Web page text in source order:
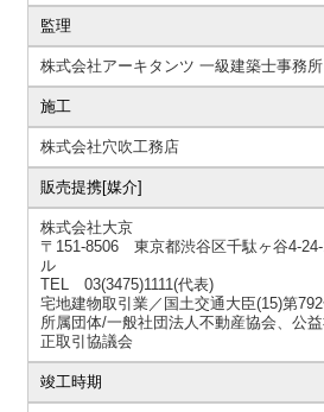
監理
株式会社アーキタンツ 一級建築士事務所
施工
株式会社穴吹工務店
販売提携[媒介]
株式会社大京
〒151-8506 東京都渋谷区千駄ヶ谷4-
ル
TEL 03(3475)1111(代表)
宅地建物取引業／国土交通大臣(15)第
所属団体/一般社団法人不動産協会、公
正取引協議会
竣工時期